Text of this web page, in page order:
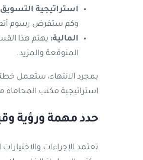
استراتيجية التسويق
وكم ستفرض رسوم
المالية: يهتم هذا
المتوقعة والمزيد.
بمجرد الانتهاء، ستعمل
استراتيجية مكتب المحاماة
حدد مهمة ورؤية
تعتمد الإجراءات